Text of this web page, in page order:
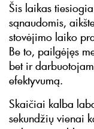
Šis laikas
sąnaudomis,
stovėjimo laiko
Be to, pailgėjęs
bet ir
efektyvumą.
Skaičiai kalba
sekundžių vienai